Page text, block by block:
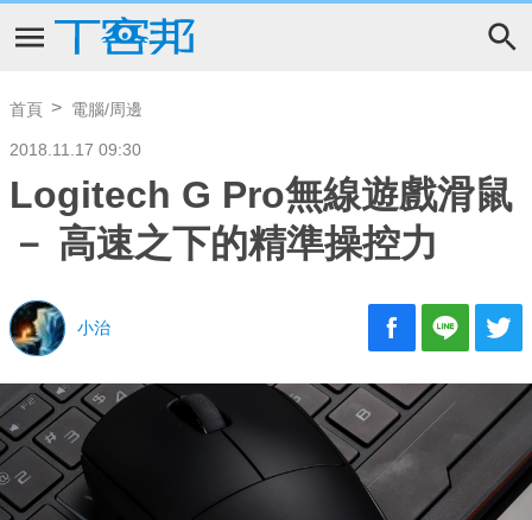
首頁 電腦/周邊
2018.11.17 09:30
Logitech G Pro無線遊戲滑鼠
－ 高速之下的精準操控力
小治